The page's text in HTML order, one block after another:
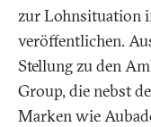
zur Lohnsituation
veröffentlichen.
Stellung zu den
Group, die nebst
Marken wie